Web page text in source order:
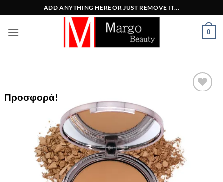
στο
περιεχόμενο
ADD ANYTHING HERE OR JUST REMOVE IT...
0
Προσφορά!